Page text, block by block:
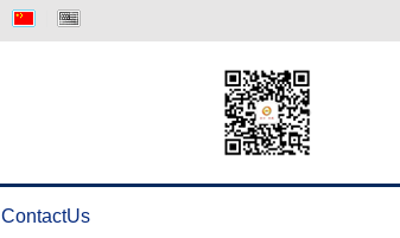
ContactUs